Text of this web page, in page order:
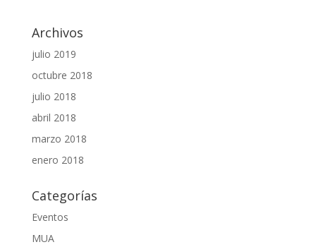
Archivos
julio 2019
octubre 2018
julio 2018
abril 2018
marzo 2018
enero 2018
Categorías
Eventos
MUA